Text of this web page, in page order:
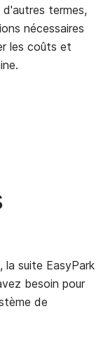
termes,
nécessaires
les coûts et
la suite EasyPark
besoin pour
de